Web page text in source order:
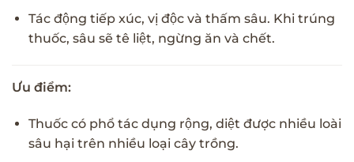
Tác động tiếp xúc, vị độc và thấm sâu. Khi trúng
thuốc, sâu sẽ tê liệt, ngừng ăn và chết.
Ưu điểm:
Thuốc có phổ tác dụng rộng, diệt được nhiều loài
sâu hại trên nhiều loại cây trồng.